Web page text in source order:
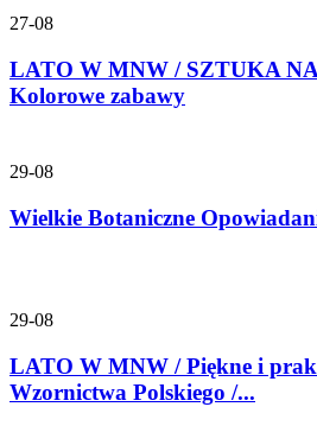
27-08
LATO W MNW / SZTUKA
Kolorowe zabawy
29-08
Wielkie Botaniczne
29-08
LATO W MNW / Piękne i
Wzornictwa Polskiego /...